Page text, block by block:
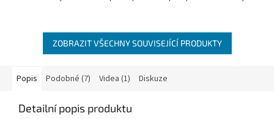
ZOBRAZIT VŠECHNY SOUVISEJÍCÍ PRODUKTY
Popis Podobné (7) Videa (1) Diskuze
Detailní popis produktu